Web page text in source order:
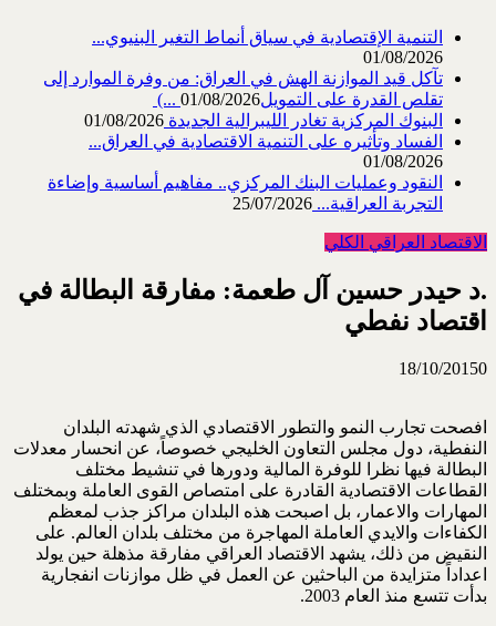
التنمية الإقتصادية في سياق أنماط التغير البنيوي...
01/08/2026
تآكل قيد الموازنة الهش في العراق: من وفرة الموارد إلى
تقلص القدرة على التمويل‎ (...01/08/2026
البنوك المركزية تغادر الليبرالية الجديدة 01/08/2026
الفساد وتأثيره على التنمية الاقتصادية في العراق...
01/08/2026
النقود وعمليات البنك المركزي.. مفاهيم أساسية وإضاءة
التجربة العراقية... 25/07/2026
الاقتصاد العراقي الكلي
.د حيدر حسين آل طعمة: مفارقة البطالة في
اقتصاد نفطي
18/10/20150
افصحت تجارب النمو والتطور الاقتصادي الذي شهدته البلدان
النفطية، دول مجلس التعاون الخليجي خصوصاً، عن انحسار معدلات
البطالة فيها نظرا للوفرة المالية ودورها في تنشيط مختلف
القطاعات الاقتصادية القادرة على امتصاص القوى العاملة وبمختلف
المهارات والاعمار، بل اصبحت هذه البلدان مراكز جذب لمعظم
الكفاءات والايدي العاملة المهاجرة من مختلف بلدان العالم. على
النقيض من ذلك، يشهد الاقتصاد العراقي مفارقة مذهلة حين يولد
اعداداً متزايدة من الباحثين عن العمل في ظل موازنات انفجارية
بدأت تتسع منذ العام 2003.